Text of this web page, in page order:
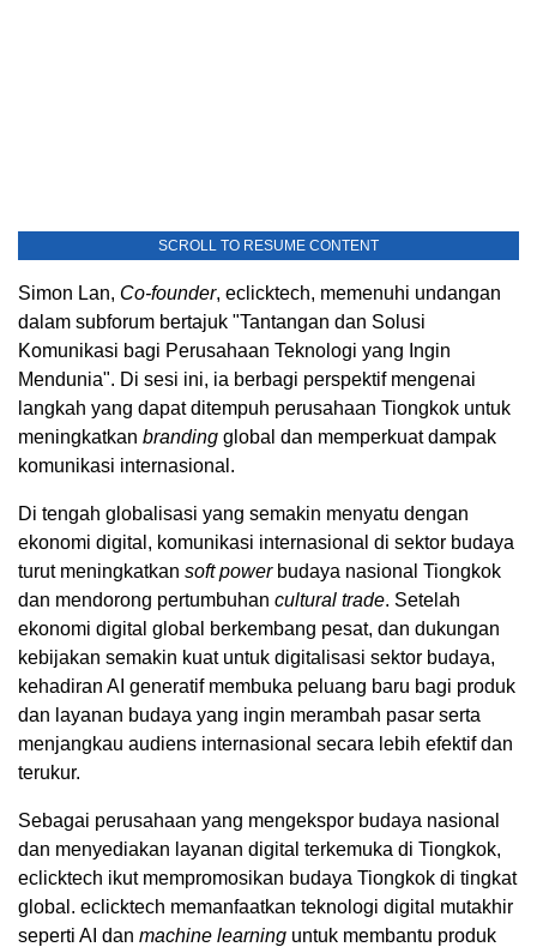
SCROLL TO RESUME CONTENT
Simon Lan, Co-founder, eclicktech, memenuhi undangan
dalam subforum bertajuk "Tantangan dan Solusi
Komunikasi bagi Perusahaan Teknologi yang Ingin
Mendunia". Di sesi ini, ia berbagi perspektif mengenai
langkah yang dapat ditempuh perusahaan Tiongkok untuk
meningkatkan branding global dan memperkuat dampak
komunikasi internasional.
Di tengah globalisasi yang semakin menyatu dengan
ekonomi digital, komunikasi internasional di sektor budaya
turut meningkatkan soft powerbudaya nasional Tiongkok
dan mendorong pertumbuhan cultural trade. Setelah
ekonomi digital global berkembang pesat, dan dukungan
kebijakan semakin kuat untuk digitalisasi sektor budaya,
kehadiran AI generatif membuka peluang baru bagi produk
dan layanan budaya yang ingin merambah pasar serta
menjangkau audiens internasional secara lebih efektif dan
terukur.
Sebagai perusahaan yang mengekspor budaya nasional
dan menyediakan layanan digital terkemuka di Tiongkok,
eclicktech ikut mempromosikan budaya Tiongkok di tingkat
global. eclicktech memanfaatkan teknologi digital mutakhir
seperti AI dan machine learning untuk membantu produk